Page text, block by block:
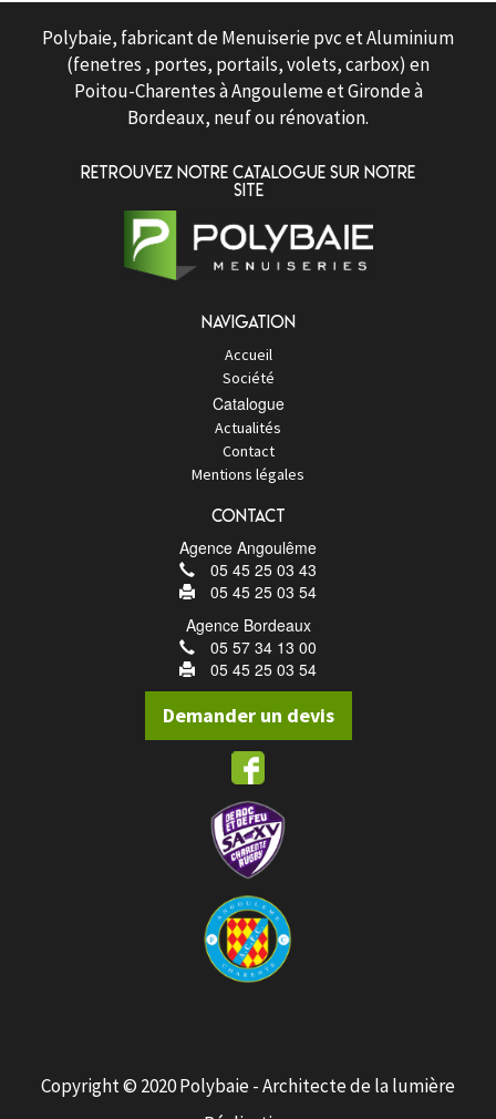
Polybaie, fabricant de Menuiserie pvc et Aluminium
(fenetres , portes, portails, volets, carbox) en
Poitou-Charentes à Angouleme et Gironde à
Bordeaux, neuf ou rénovation.
Retrouvez notre catalogue sur notre
site
Navigation
Accueil
Société
Catalogue
Actualités
Contact
Mentions légales
Contact
Agence Angoulême
05 45 25 03 43
05 45 25 03 54
Agence Bordeaux
05 57 34 13 00
05 45 25 03 54
Demander un devis
Copyright © 2020 Polybaie - Architecte de la lumière